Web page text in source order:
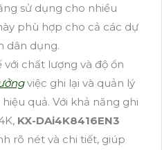
sử dụng cho nhiều
phù hợp cho cả các dự
dân dụng.
chất lượng và độ ổn
việc ghi lại và quản lý
quả. Với khả năng ghi
KX-DAi4K8416EN3
rõ nét và chi tiết, giúp